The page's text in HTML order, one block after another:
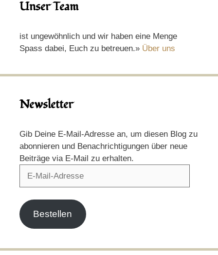
Unser Team
ist ungewöhnlich und wir haben eine Menge
Spass dabei, Euch zu betreuen.» Über uns
Newsletter
Gib Deine E-Mail-Adresse an, um diesen Blog zu
abonnieren und Benachrichtigungen über neue
Beiträge via E-Mail zu erhalten.
Bestellen